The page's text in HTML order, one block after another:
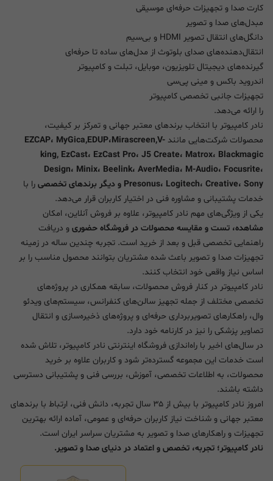
کارت صدا و تجهیزات حرفه‌ای موسیقی
مبدل‌های صدا و تصویر
دانگل‌های انتقال تصویر HDMI و بی‌سیم
انتقال‌دهنده‌های صدای بلوتوث از مدل‌های ساده تا حرفه‌ای
گیرنده‌های دیجیتال تلویزیون، موبایل، تبلت و کامپیوتر
اندروید باکس و مینی پی‌سی
تجهیزات جانبی تخصصی کامپیوتر
را ارائه می‌دهد.
نادر کامپیوتر با انتخاب برندهای معتبر جهانی و تمرکز بر کیفیت،
محصولات شرکت‌هایی مانند EZCAP، MyGica,EDUP،Mirascreen,V-
king, EzCast، EzCast Pro، J5 Create، Matrox، Blackmagic
Design، Minix، Beelink، AverMedia، M-Audio، Focusrite،
Presonus، Logitech، Creative، Sony و دیگر برندهای تخصصی
را با
خدمات پشتیبانی و مشاوره فنی در اختیار کاربران قرار می‌دهد.
یکی از ویژگی‌های مهم نادر کامپیوتر، علاوه بر فروش آنلاین، امکان
مشاهده، تست و مقایسه محصولات در فروشگاه حضوری و دریافت
راهنمایی تخصصی قبل و بعد از خرید است. تجربه چندین ساله در زمینه
تجهیزات صدا و تصویر باعث شده مشتریان بتوانند محصول مناسب را بر
اساس نیاز واقعی خود انتخاب کنند.
نادر کامپیوتر در کنار فروش محصولات، سابقه همکاری در پروژه‌های
تخصصی مختلف از جمله تجهیز سالن‌های کنفرانس، سیستم‌های ویدئو
وال، راهکارهای تصویربرداری حرفه‌ای و پروژه‌های ذخیره‌سازی و انتقال
تصاویر پزشکی را نیز در کارنامه خود دارد.
در سال‌های اخیر با راه‌اندازی فروشگاه اینترنتی نادر کامپیوتر، تلاش شده
است خدمات این مجموعه گسترده‌تر شود و کاربران علاوه بر خرید
محصولات، به اطلاعات تخصصی، آموزش، بررسی فنی و پشتیبانی دسترسی
داشته باشند.
امروز نادر کامپیوتر با بیش از ۳۵ سال تجربه، دانش فنی، ارتباط با برندهای
معتبر جهانی و شناخت نیاز کاربران حرفه‌ای و عمومی، آماده ارائه بهترین
تجهیزات و راهکارهای صدا و تصویر به مشتریان سراسر ایران است.
نادر کامپیوتر؛ تجربه، تخصص و اعتماد در دنیای صدا و تصویر.